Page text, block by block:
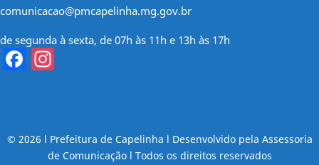
comunicacao@pmcapelinha.mg.gov.br
de segunda à sexta, de 07h às 11h e 13h às 17h
Facebook
© 2026 l Prefeitura de Capelinha l Desenvolvido pela Assessoria
de Comunicação l Todos os direitos reservados